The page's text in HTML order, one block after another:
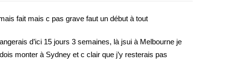
fait mais c pas grave faut un début à tout
d’ici 15 jours 3 semaines, là jsui à Melbourne je
monter à Sydney et c clair que j’y resterais pas